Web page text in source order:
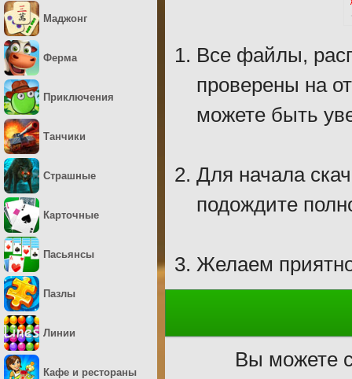
Все файлы,
проверены на
можете быть
Для начала
подождите
Желаем
Вы можете
Маджонг
Ферма
Приключения
Танчики
Страшные
Карточные
Пасьянсы
Пазлы
Линии
Кафе и рестораны